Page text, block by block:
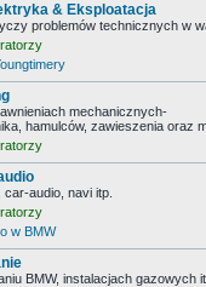
& Eksploatacja
problemów technicznych w
mechanicznych-
hamulców, zawieszenia oraz
car-audio, navi itp.
w BMW
BMW, instalacjach gazowych